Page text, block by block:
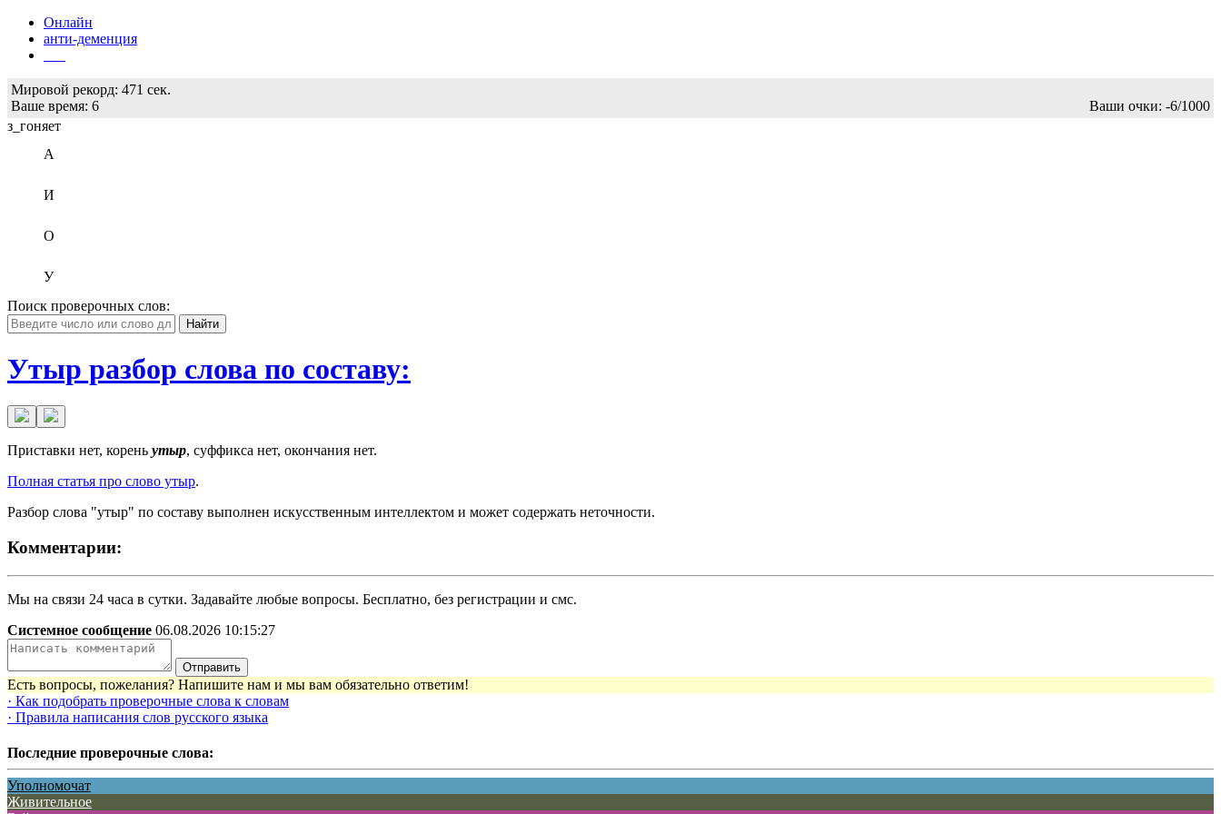
Онлайн
анти-деменция
Мировой рекорд: 471 сек.
Ваше время: 7 Ваши очки: -7/1000
з_гоняет
А
И
О
У
Поиск проверочных слов:
Утыр разбор слова по составу:
Приставки нет, корень утыр, суффикса нет, окончания нет.
Полная статья про слово утыр.
Разбор слова "утыр" по составу выполнен искусственным интеллектом и может содержать неточности.
Комментарии:
Мы на связи 24 часа в сутки. Задавайте любые вопросы. Бесплатно, без регистрации и смс.
Системное сообщение 06.08.2026 10:15:27
Отправить
Есть вопросы, пожелания? Напишите нам и мы вам обязательно ответим!
· Как подобрать проверочные слова к словам
· Правила написания слов русского языка
Последние проверочные слова:
Уполномочат
Живительное